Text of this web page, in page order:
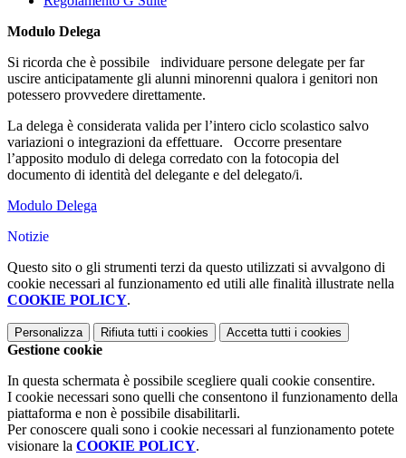
Modulo Delega
Si ricorda che è possibile individuare persone delegate per far
uscire anticipatamente gli alunni minorenni qualora i genitori non
potessero provvedere direttamente.
La delega è considerata valida per l’intero ciclo scolastico salvo
variazioni o integrazioni da effettuare. Occorre presentare
l’apposito modulo di delega corredato con la fotocopia del
documento di identità del delegante e del delegato/i.
Modulo Delega
Notizie
Questo sito o gli strumenti terzi da questo utilizzati si avvalgono di
cookie necessari al funzionamento ed utili alle finalità illustrate nella
COOKIE POLICY.
Personalizza Rifiuta tutti i cookies Accetta tutti i cookies
Gestione cookie
In questa schermata è possibile scegliere quali cookie consentire.
I cookie necessari sono quelli che consentono il funzionamento della
piattaforma e non è possibile disabilitarli.
Per conoscere quali sono i cookie necessari al funzionamento potete
visionare la COOKIE POLICY.